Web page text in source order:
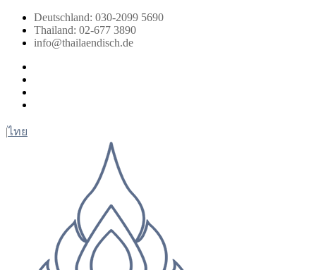
Zum
Inhalt
springen
Deutschland: 030-2099 5690
Thailand: 02-677 3890
info@thailaendisch.de
|ไทย